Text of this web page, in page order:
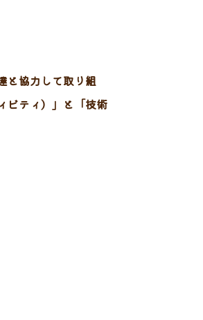
と協力して取り組
ビティ）」と「技術